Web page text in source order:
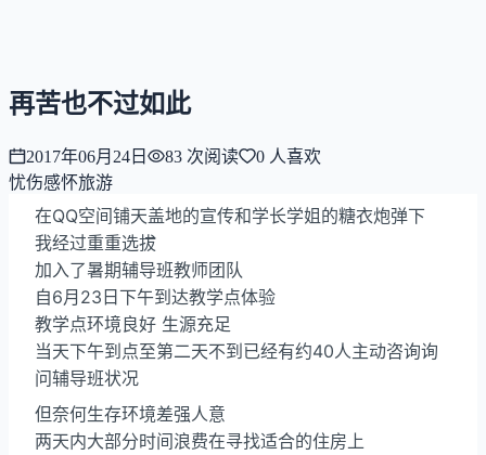
再苦也不过如此
2017年06月24日 83 次阅读 0 人喜欢
忧伤感怀旅游
在QQ空间铺天盖地的宣传和学长学姐的糖衣炮弹下
我经过重重选拔
加入了暑期辅导班教师团队
自6月23日下午到达教学点体验
教学点环境良好 生源充足
当天下午到点至第二天不到已经有约40人主动咨询询
问辅导班状况
但奈何生存环境差强人意
两天内大部分时间浪费在寻找适合的住房上